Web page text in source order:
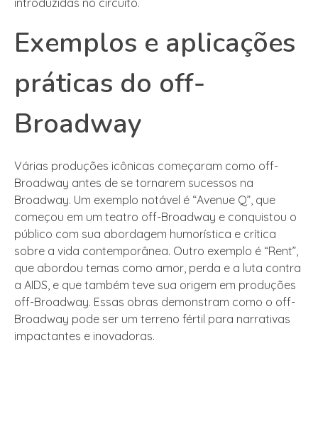
Exemplos e aplicações
práticas do off-
Broadway
Várias produções icônicas começaram como off-
Broadway antes de se tornarem sucessos na
Broadway. Um exemplo notável é “Avenue Q”, que
começou em um teatro off-Broadway e conquistou o
público com sua abordagem humorística e crítica
sobre a vida contemporânea. Outro exemplo é “Rent”,
que abordou temas como amor, perda e a luta contra
a AIDS, e que também teve sua origem em produções
off-Broadway. Essas obras demonstram como o off-
Broadway pode ser um terreno fértil para narrativas
impactantes e inovadoras.